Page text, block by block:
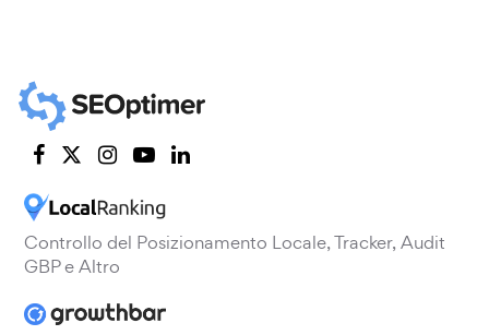
Controllo del Posizionamento Locale, Tracker, Audit
GBP e Altro